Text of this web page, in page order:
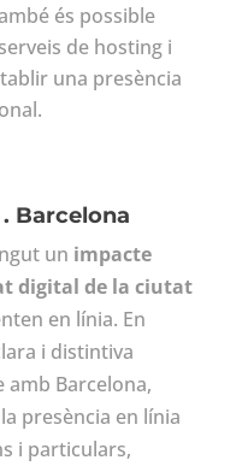
és possible
de hosting i
una presència
Barcelona
un impacte
digital de la ciutat
en línia. En
i distintiva
amb Barcelona,
presència en línia
i particulars,